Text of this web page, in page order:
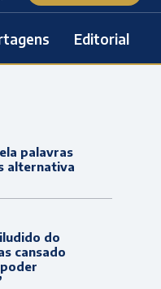
Editorial
palavras
alternativa
do
cansado